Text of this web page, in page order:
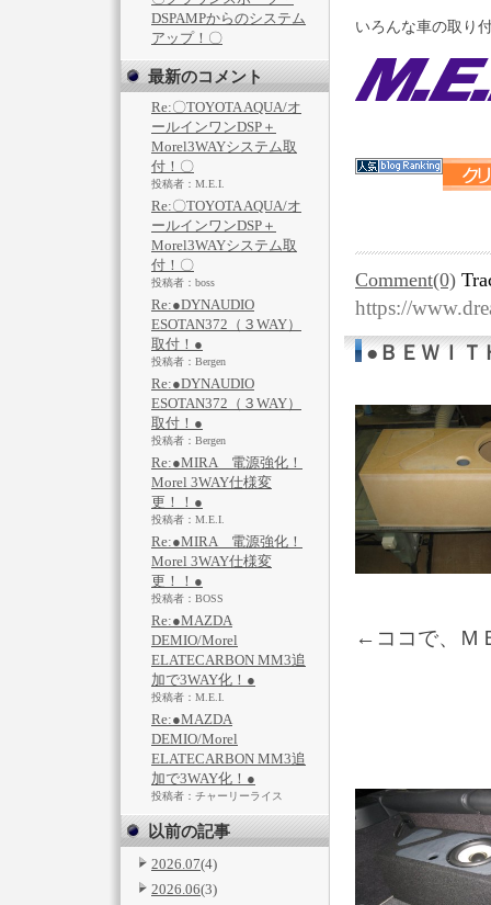
DSPAMPからのシステム
アップ！〇
最新のコメント
Re:〇TOYOTA AQUA/オ
ールインワンDSP＋
Morel3WAYシステム取
付！〇
投稿者：M.E.I.
Re:〇TOYOTA AQUA/オ
ールインワンDSP＋
Morel3WAYシステム取
付！〇
投稿者：boss
Re:●DYNAUDIO
ESOTAN372（３WAY）
取付！●
投稿者：Bergen
Re:●DYNAUDIO
ESOTAN372（３WAY）
取付！●
投稿者：Bergen
Re:●MIRA 電源強化！
Morel 3WAY仕様変
更！！●
投稿者：M.E.I.
Re:●MIRA 電源強化！
Morel 3WAY仕様変
更！！●
投稿者：BOSS
Re:●MAZDA
DEMIO/Morel
ELATECARBON MM3追
加で3WAY化！●
投稿者：M.E.I.
Re:●MAZDA
DEMIO/Morel
ELATECARBON MM3追
加で3WAY化！●
投稿者：チャーリーライス
以前の記事
2026.07(4)
2026.06(3)
いろんな車の取り
Comment(0)
https://
●ＢＥＷＩＴ
←ココで、Ｍ